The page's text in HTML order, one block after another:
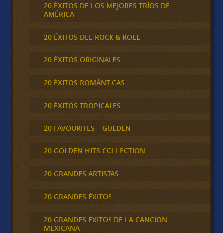
20 ÉXITOS DE LOS MEJORES TRÍOS DE
AMÉRICA
20 ÉXITOS DEL ROCK & ROLL
20 ÉXITOS ORIGINALES
20 ÉXITOS ROMÁNTICAS
20 ÉXITOS TROPICALES
20 FAVOURITES – GOLDEN
20 GOLDEN HITS COLLECTION
20 GRANDES ARTISTAS
20 GRANDES ÉXITOS
20 GRANDES EXITOS DE LA CANCION
MEXICANA